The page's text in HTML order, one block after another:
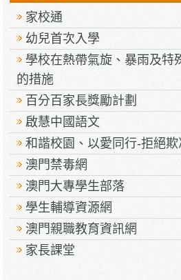
家校通
幼兒首次入學
學校在熱帶氣旋、暴雨及特
的措施
百分百家長獎勵計劃
啟慧中國語文
和諧校園、以愛同行-拒絕欺
澳門禁毒網
澳門大專學生部落
學生輔導資源網
澳門親職教育資訊網
家長課堂